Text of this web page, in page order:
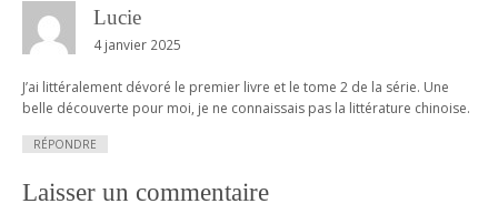
Lucie
4 janvier 2025
J’ai littéralement dévoré le premier livre et le tome 2 de la série. Une
belle découverte pour moi, je ne connaissais pas la littérature chinoise.
RÉPONDRE
Laisser un commentaire